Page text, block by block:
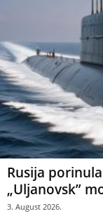
Rusija
„Uljanovsk”
3. August 2026.